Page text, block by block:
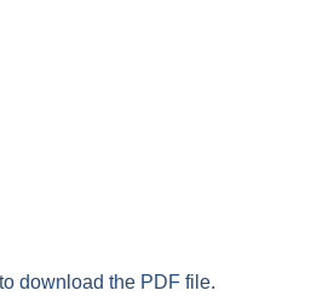
download the PDF file.